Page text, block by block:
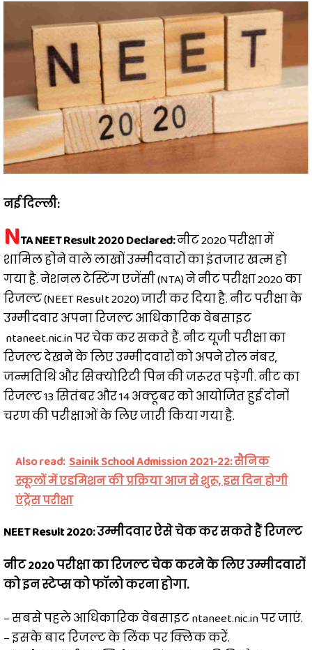
नई दिल्ली:
NTA NEET Result 2020 Declared:नीट 2020 परीक्षा में
शामिल होने वाले लाखों उम्मीदवारों का इंतजार खत्म हो
गया है. नेशनल टेस्टिंग एजेंसी (NTA) ने नीट परीक्षा 2020 का
रिजल्ट (NEET Result 2020) जारी कर दिया है. नीट परीक्षा के
उम्मीदवार अपना रिजल्ट आधिकारिक वेबसाइट
ntaneet.nic.in पर चेक कर सकते हैं. नीट यूजी परीक्षा का
रिजल्ट देखने के लिए उम्मीदवारों को अपने रोल नंबर,
जन्मतिथि और सिक्योरिटी पिन की जरूरत पड़ेगी. नीट का
रिजल्ट 13 सितंबर और 14 अक्टूबर को आयोजित हुई दोनों
चरण की परीक्षाओं के लिए जारी किया गया है.
Also read: Sainik School Admission 2021-22: सैनिक
स्कूलों में एडमिशन की प्रक्रिया आज से शुरू, इस दिन होगी
एंट्रेंस परीक्षा
NEET Result 2020: उम्मीदवार ऐसे चेक कर सकते हैं रिजल्ट
नीट 2020 परीक्षा का रिजल्ट चेक करने के लिए उम्मीदवारों
को इन स्टेप्स को फॉलो करना होगा.
– सबसे पहले आधिकारिक वेबसाइट ntaneet.nic.in पर जाएं.
– इसके बाद रिजल्ट के लिंक पर क्लिक करें.